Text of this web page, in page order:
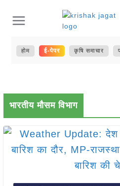
content
होम ई-पेपर कृषि समाचार
भारतीय मौसम विभाग